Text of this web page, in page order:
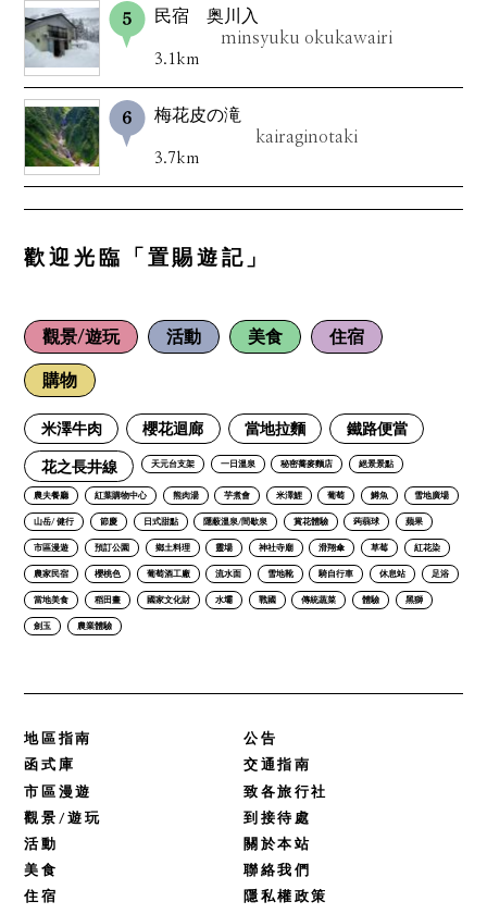
民宿 奥川入
minsyuku okukawairi
3.1km
梅花皮の滝
kairaginotaki
3.7km
歡迎光臨「置賜遊記」
觀景/遊玩 活動 美食 住宿
購物
米澤牛肉 櫻花迴廊 當地拉麵 鐵路便當
花之長井線 天元台支架 一日溫泉 秘密蕎麥麵店 絕景景點
農夫餐廳 紅葉購物中心 熊肉湯 芋煮會 米澤鯉 葡萄 鱒魚 雪地廣場
山岳/ 健行 節慶 日式甜點 隱蔽溫泉/間歇泉 賞花體驗 蒟蒻球 蘋果
市區漫遊 預訂公園 鄉土料理 靈場 神社寺廟 滑翔傘 草莓 紅花染
農家民宿 櫻桃色 葡萄酒工廠 流水面 雪地靴 騎自行車 休息站 足浴
當地美食 稻田畫 國家文化財 水壩 戰國 傳統蔬菜 體驗 黑獅
劍玉 農業體驗
地區指南
函式庫
市區漫遊
觀景/遊玩
活動
美食
住宿
公告
交通指南
致各旅行社
到接待處
關於本站
聯絡我們
隱私權政策